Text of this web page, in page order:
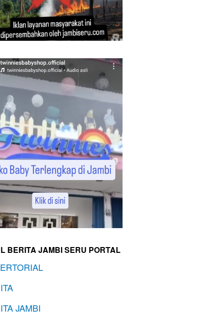
BERITA JAMBI SERU PORTAL
JAMBI